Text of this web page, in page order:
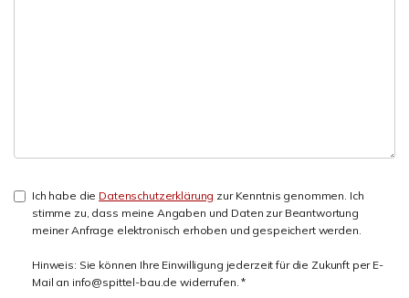
Ich habe die Datenschutzerklärung zur Kenntnis genommen. Ich
stimme zu, dass meine Angaben und Daten zur Beantwortung
meiner Anfrage elektronisch erhoben und gespeichert werden.
Hinweis: Sie können Ihre Einwilligung jederzeit für die Zukunft per E-
Mail an info@spittel-bau.de widerrufen. *